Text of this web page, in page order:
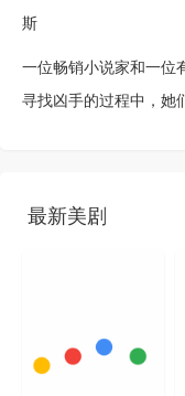
斯
一位畅销小说家和一位
寻找凶手的过程中，她
最新美剧